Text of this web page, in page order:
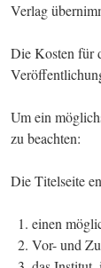
Verlag
Die Kosten für
Um ein
zu beachten:
Die Titelseite
einen
Vor- und